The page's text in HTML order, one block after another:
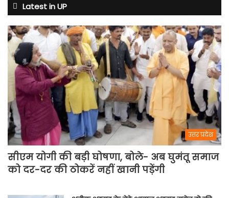
अभ्यास
मैच
में
पसीना
बहाएगी
टीम
इंडिया
Latest in UP
उत्तर प्रदेश
सीएम योगी की बड़ी घोषणा, बोले- अब घुमंतू समाज
को दर-दर की ठोकरें नहीं खानी पड़ेंगी